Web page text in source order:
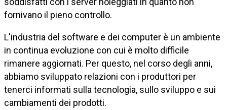
fornivano il pieno controllo.
L'industria del software e dei computer è un ambiente
in continua evoluzione con cui è molto difficile
rimanere aggiornati. Per questo, nel corso degli anni,
abbiamo sviluppato relazioni con i produttori per
tenerci informati sulla tecnologia, sullo sviluppo e sui
cambiamenti dei prodotti.